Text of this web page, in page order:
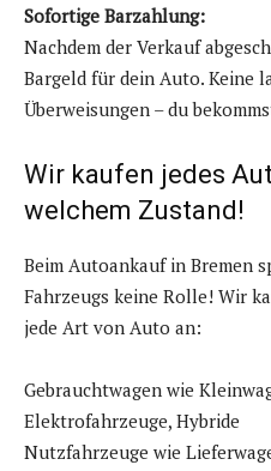
Sofortige Barzahlung:
Nachdem der Verkauf
Bargeld für dein Auto. Keine
Überweisungen – du
Wir kaufen jedes
welchem Zustand!
Beim Autoankauf in Bremen
Fahrzeugs keine Rolle! Wir
jede Art von Auto an:
Gebrauchtwagen wie
Elektrofahrzeuge, Hybride
Nutzfahrzeuge wie